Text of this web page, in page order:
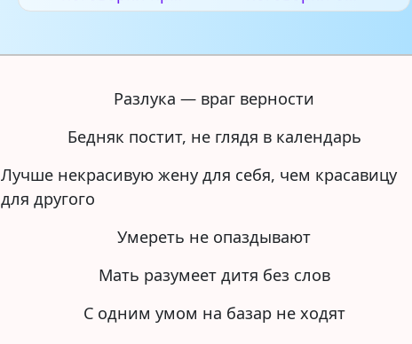
осень
природе
Разлука — враг верности
Бедняк постит, не глядя в календарь
Лучше некрасивую жену для себя, чем красавицу
для другого
Умереть не опаздывают
Мать разумеет дитя без слов
С одним умом на базар не ходят